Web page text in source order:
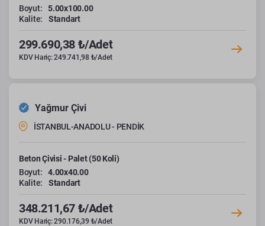
Boyut:
5.00x100.00
Kalite:
Standart
299.690,38 ₺/Adet
KDV Hariç: 249.741,98 ₺/Adet
Yağmur Çivi
İSTANBUL-ANADOLU - PENDİK
Beton Çivisi - Palet (50 Koli)
Boyut:
4.00x40.00
Kalite:
Standart
348.211,67 ₺/Adet
KDV Hariç: 290.176,39 ₺/Adet